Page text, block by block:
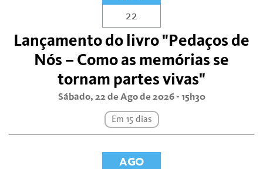
22
Lançamento do livro "Pedaços de
Nós – Como as memórias se
tornam partes vivas"
Sábado, 22 de Ago de 2026 - 15h30
Em 15 dias
AGO